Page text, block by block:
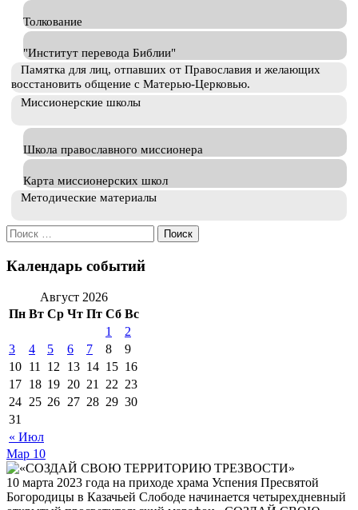
Толкование
"Институт перевода Библии"
Памятка для лиц, отпавших от Православия и желающих
восстановить общение с Матерью-Церковью.
Миссионерские школы
Школа православного миссионера
Карта миссионерских школ
Методические материалы
Искать:
Календарь событий
Август 2026
Пн Вт Ср Чт Пт Сб Вс
« Июл
1
2
3
4 5 6 7 8
9
10 11 12 13 14 15 16
17 18 19 20 21 22 23
24 25 26 27 28 29 30
31
Мар 10
10 марта 2023 года на приходе храма Успения Пресвятой
Богородицы в Казачьей Слободе начинается четырехдневный